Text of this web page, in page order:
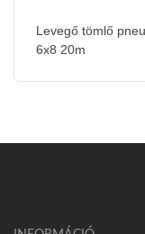
Levegő tömlő
6x8 20m